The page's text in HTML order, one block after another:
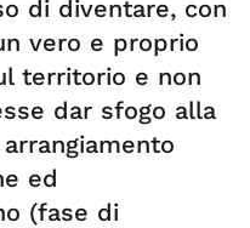
di diventare, con
vero e proprio
territorio e non
dar sfogo alla
ed
(fase di